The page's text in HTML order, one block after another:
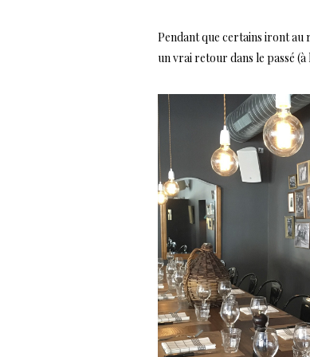
Pendant que certains iront
un vrai retour dans le passé (à